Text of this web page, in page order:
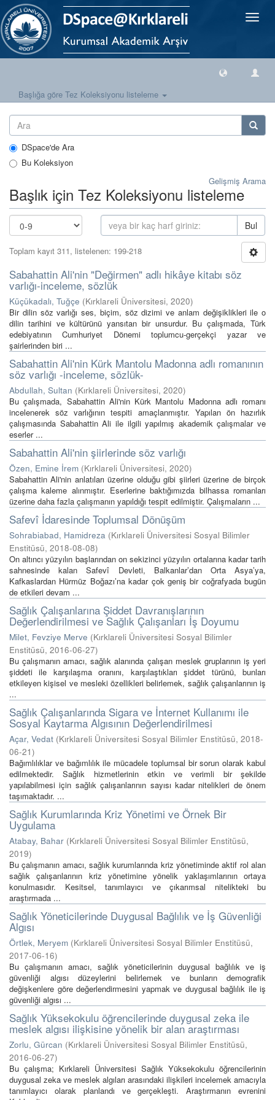
Geçiş
Başlığa göre Tez Koleksiyonu listeleme
DSpace'de Ara
Bu Koleksiyon
Gelişmiş Arama
Başlık için Tez Koleksiyonu listeleme
Bul
Toplam kayıt 311, listelenen: 199-218
Sabahattin Ali'nin "Değirmen" adlı hikâye kitabı söz
varlığı-inceleme, sözlük
Küçükadalı, Tuğçe (Kırklareli Üniversitesi, 2020)
Bir dilin söz varlığı ses, biçim, söz dizimi ve anlam değişiklikleri ile o
dilin tarihini ve kültürünü yansıtan bir unsurdur. Bu çalışmada, Türk
edebiyatının Cumhuriyet Dönemi toplumcu-gerçekçi yazar ve
şairlerinden biri ...
Sabahattin Ali'nin Kürk Mantolu Madonna adlı romanının
söz varlığı -inceleme, sözlük-
Abdullah, Sultan (Kırklareli Üniversitesi, 2020)
Bu çalışmada, Sabahattin Ali'nin Kürk Mantolu Madonna adlı romanı
incelenerek söz varlığının tespiti amaçlanmıştır. Yapılan ön hazırlık
çalışmasında Sabahattin Ali ile ilgili yapılmış akademik çalışmalar ve
eserler ...
Sabahattin Ali'nin şiirlerinde söz varlığı
Özen, Emine İrem (Kırklareli Üniversitesi, 2020)
Sabahattin Ali'nin anlatıları üzerine olduğu gibi şiirleri üzerine de birçok
çalışma kaleme alınmıştır. Eserlerine baktığımızda bilhassa romanları
üzerine daha fazla çalışmanın yapıldığı tespit edilmiştir. Çalışmaların ...
Safevî İdaresinde Toplumsal Dönüşüm
Sohrabiabad, Hamidreza (Kırklareli Üniversitesi Sosyal Bilimler
Enstitüsü, 2018-08-08)
On altıncı yüzyılın başlarından on sekizinci yüzyılın ortalarına kadar tarih
sahnesinde kalan Safevî Devleti, Balkanlar’dan Orta Asya’ya,
Kafkaslardan Hürmüz Boğazı’na kadar çok geniş bir coğrafyada bugün
de etkileri devam ...
Sağlık Çalışanlarına Şiddet Davranışlarının
Değerlendirilmesi ve Sağlık Çalışanları İş Doyumu
Milet, Fevziye Merve (Kırklareli Üniversitesi Sosyal Bilimler
Enstitüsü, 2016-06-27)
Bu çalışmanın amacı, sağlık alanında çalışan meslek gruplarının iş yeri
şiddeti ile karşılaşma oranını, karşılaştıkları şiddet türünü, bunları
etkileyen kişisel ve mesleki özellikleri belirlemek, sağlık çalışanlarının iş
...
Sağlık Çalışanlarında Sigara ve İnternet Kullanımı ile
Sosyal Kaytarma Algısının Değerlendirilmesi
Açar, Vedat (Kırklareli Üniversitesi Sosyal Bilimler Enstitüsü, 2018-
06-21)
Bağımlılıklar ve bağımlılık ile mücadele toplumsal bir sorun olarak kabul
edilmektedir. Sağlık hizmetlerinin etkin ve verimli bir şekilde
yapılabilmesi için sağlık çalışanlarının sayısı kadar nitelikleri de önem
taşımaktadır. ...
Sağlık Kurumlarında Kriz Yönetimi ve Örnek Bir
Uygulama
Atabay, Bahar (Kırklareli Üniversitesi Sosyal Bilimler Enstitüsü,
2019)
Bu çalışmanın amacı, sağlık kurumlarında kriz yönetiminde aktif rol alan
sağlık çalışanlarının kriz yönetimine yönelik yaklaşımlarının ortaya
konulmasıdır. Kesitsel, tanımlayıcı ve çıkarımsal nitelikteki bu
araştırmada ...
Sağlık Yöneticilerinde Duygusal Bağlılık ve İş Güvenliği
Algısı
Örtlek, Meryem (Kırklareli Üniversitesi Sosyal Bilimler Enstitüsü,
2017-06-16)
Bu çalışmanın amacı, sağlık yöneticilerinin duygusal bağlılık ve iş
güvenliği algısı düzeylerini belirlemek ve bunların demografik
değişkenlere göre değerlendirmesini yapmak ve duygusal bağlılık ile iş
güvenliği algısı ...
Sağlık Yüksekokulu öğrencilerinde duygusal zeka ile
meslek algısı ilişkisine yönelik bir alan araştırması
Zorlu, Gürcan (Kırklareli Üniversitesi Sosyal Bilimler Enstitüsü,
2016-06-27)
Bu çalışma; Kırklareli Üniversitesi Sağlık Yüksekokulu öğrencilerinin
duygusal zeka ve meslek algıları arasındaki ilişkileri incelemek amacıyla
tanımlayıcı olarak planlandı ve gerçekleşti. Araştırmanın evrenini